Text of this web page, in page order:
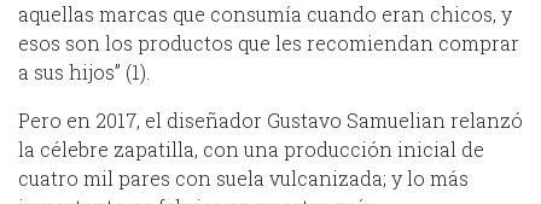
aquellas marcas que consumía cuando eran chicos, y
esos son los productos que les recomiendan comprar
a sus hijos” (1).
Pero en 2017, el diseñador Gustavo Samuelian relanzó
la célebre zapatilla, con una producción inicial de
cuatro mil pares con suela vulcanizada; y lo más